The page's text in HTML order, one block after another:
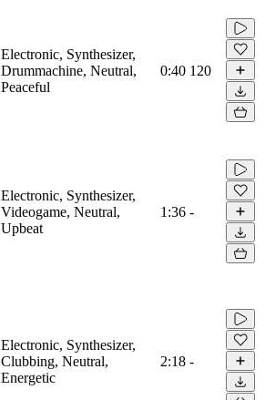
Electronic, Synthesizer,
Drummachine, Neutral,
Peaceful
0:40 120
Electronic, Synthesizer,
Videogame, Neutral,
Upbeat
1:36 -
Electronic, Synthesizer,
Clubbing, Neutral,
Energetic
2:18 -